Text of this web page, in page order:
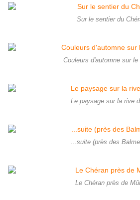
Sur le sentier du
Couleurs d'automne sur le
Le paysage sur la rive
...suite (près des
Le Chéran près de